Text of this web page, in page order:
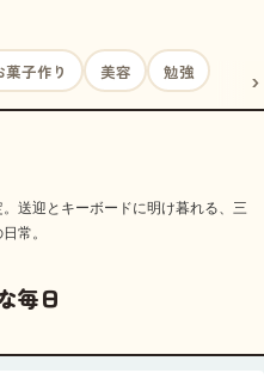
菓子作り 美容 勉強
送迎とキーボードに明け暮れる、三
常。
毎日